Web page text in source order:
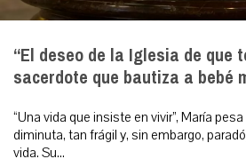
“El deseo de la Iglesia de que
sacerdote que bautiza a bebé
“Una vida que insiste en vivir”, María
diminuta, tan frágil y, sin embargo,
vida. Su...